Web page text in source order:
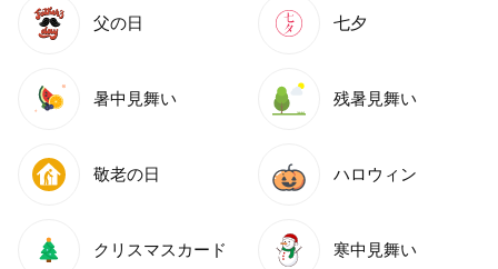
父の日 七夕
暑中見舞い 残暑見舞い
敬老の日 ハロウィン
クリスマスカード 寒中見舞い